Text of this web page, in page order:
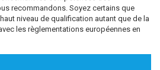
recommandons. Soyez certains que
niveau de qualification autant que de la
les règlementations européennes en